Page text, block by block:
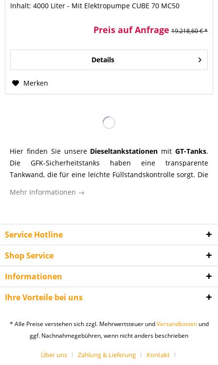
Inhalt: 4000 Liter - Mit Elektropumpe CUBE 70 MC50
Preis auf Anfrage 19.218,60 € *
Details
Merken
Hier finden Sie unsere Dieseltankstationen mitGT-Tanks.
Die GFK-Sicherheitstanks haben eine transparente
Tankwand, die für eine leichte Füllstandskontrolle sorgt. Die
Dieselbatterieanlagen mit GT-Tanks bestehen aus mehreren
GT-Tanks als 2er-, 3er-, 4er- und 5er-Batterie. Die kleinste
Kombination beinhaltet 2000 Liter während das Maximum
10000 Liter beträgt. Die Batterieanlagen sind mit einer
Elektropumpe ausgestattet, welche am ersten Tank
Batterieanlagen zur Aufstellung im Gebäude oder unter
Boden mit 1 cm Aufkantung.
bauaufsichtlicher Zulassung sind doppelwandig gebaut und
Mehr Informationen →
Service Hotline
Shop Service
Informationen
Ihre Vorteile bei uns
* Alle Preise verstehen sich zzgl. Mehrwertsteuer undVersandkostenund
ggf. Nachnahmegebühren, wenn nicht anders beschrieben
Über uns Zahlung & Lieferung Kontakt